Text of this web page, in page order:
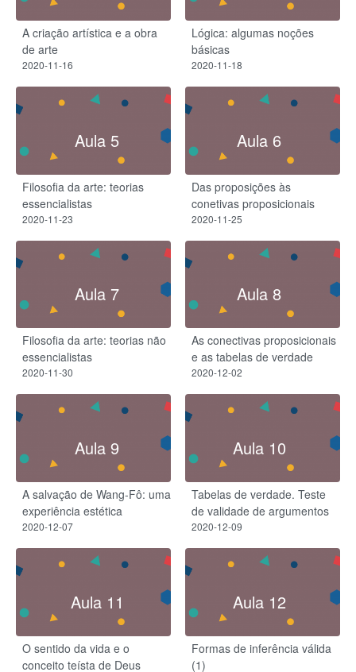
A criação artística e a obra
de arte
2020-11-16
Lógica: algumas noções
básicas
2020-11-18
Aula 5
Filosofia da arte: teorias
essencialistas
2020-11-23
Aula 6
Das proposições às
conetivas proposicionais
2020-11-25
Aula 7
Filosofia da arte: teorias não
essencialistas
2020-11-30
Aula 8
As conectivas proposicionais
e as tabelas de verdade
2020-12-02
Aula 9
A salvação de Wang-Fô: uma
experiência estética
2020-12-07
Aula 10
Tabelas de verdade. Teste
de validade de argumentos
2020-12-09
Aula 11
O sentido da vida e o
conceito teísta de Deus
Aula 12
Formas de inferência válida
(1)